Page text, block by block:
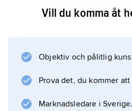
Vill du komma åt
Objektiv och pålitlig
Prova det, du kommer
Marknadsledare i Sverige.